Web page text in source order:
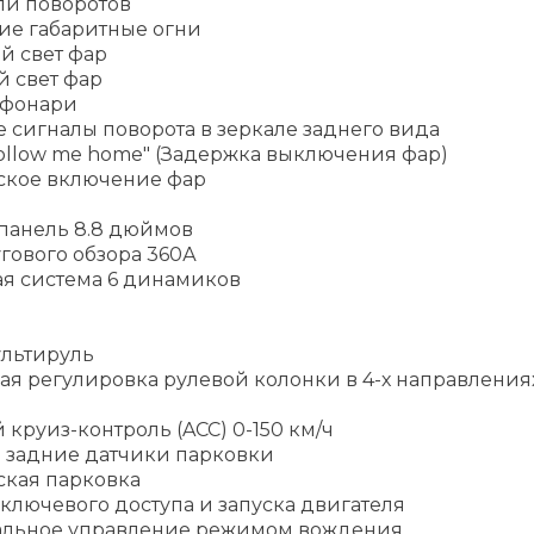
габаритные огни
свет фар
свет фар
сигналы поворота в зеркале заднего вида
me home" (Задержка выключения фар)
включение фар
8.8 дюймов
обзора 360А
система 6 динамиков
регулировка рулевой колонки в 4-х
контроль (ACC) 0-150 км/ч
датчики парковки
парковка
доступа и запуска двигателя